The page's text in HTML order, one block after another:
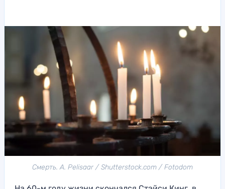
Смерть. A. Pelisaar / Shutterstock.com / Fotodom